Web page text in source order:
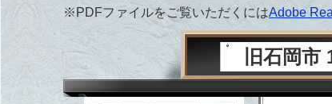
※PDFファイルをご覧いただくにはAdobe
旧石岡市